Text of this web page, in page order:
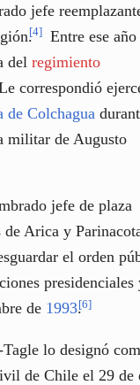
jefe
[4] Entre ese
delregimiento
correspondió
de Colchagua
militar de Augusto
jefe de plaza
Arica y
el orden
presidenciales
de 1993.[6]
lo designó
de Chile el 29 de